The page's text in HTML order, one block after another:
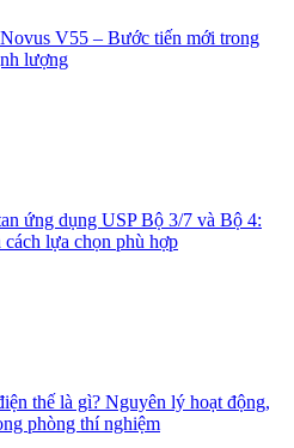
V55 – Bước tiến mới trong
lượng
ứng dụng USP Bộ 3/7 và Bộ 4:
lựa chọn phù hợp
thế là gì? Nguyên lý hoạt động,
phòng thí nghiệm